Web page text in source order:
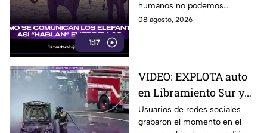
1:17
humanos no podemos
escuchar, ellos “hablan” de una
08 agosto, 2026
VIDEO: EXPLOTA auto
en Libramiento Sur y
ocasiona fuerte tráfico
en Tijuana este sábado;
Usuarios de redes sociales
grabaron el momento en el